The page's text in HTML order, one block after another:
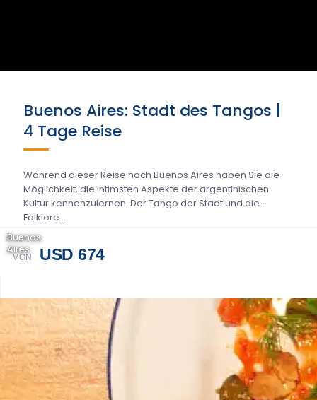
Buenos Aires: Stadt des Tangos |
4 Tage Reise
Während dieser Reise nach Buenos Aires haben Sie die
Möglichkeit, die intimsten Aspekte der argentinischen
Kultur kennenzulernen. Der Tango der Stadt und die
Folklore...
VON USD 674
Buenos
Aires